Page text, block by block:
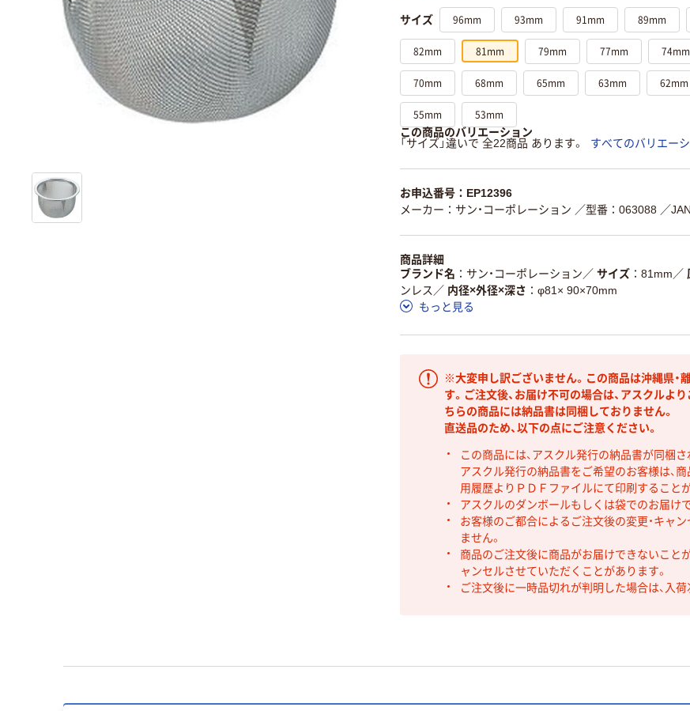
サイズ 96mm 93mm 91mm 89mm
82mm 81mm 79mm 77mm 74mm
70mm 68mm 65mm 63mm 62mm
55mm 53mm
この商品のバリエーション
「サイズ」違いで 全22商品 あります。
すべてのバリエー
お申込番号：EP12396
メーカー：サン・コーポレーション ／型番：063088 ／
商品詳細
ブランド名
サン・コーポレーション ／ サイズ 81mm ／
ンレス ／ 内径×外径×深さ
φ81× 90×70mm
もっと見る
※大変申し訳ございません。この商品は沖縄県・
す。ご注文後、お届け不可の場合は、アスクルよ
ちらの商品には納品書は同梱しておりません。
直送品のため、以下の点にご注意ください。
この商品には、アスクル発行の納品書が同梱
アスクル発行の納品書をご希望のお客様は、
用履歴よりＰＤＦファイルにて印刷することが
アスクルのダンボールもしくは袋でのお届け
お客様のご都合によるご注文後の変更・キャン
ません。
商品のご注文後に商品がお届けできないこと
ャンセルさせていただくことがあります。
ご注文後に一時品切れが判明した場合は、入荷